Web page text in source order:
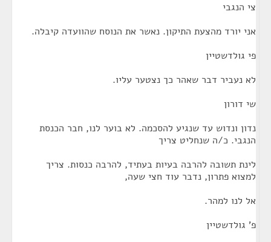
צי הנגבי
אני יורד מהצעת התיקון. נאשר את הנוסח שהוועדה קיבלה.
פי גולדשטיין
לא נעביר דבר שאהר כך נצטער עליו.
שי דורון
נדון ונדוש עד שנגיע להסכמה. לא בוער לנו, חבר הכנסת
הנגבי. כ/ה שנחליט צריך
לינת תשובה להרבה בעיות בעתיד, להרבה כנסות. צריך
למצוא פתרון, נדבר עוד חצי שעה,
אל לנו למהר.
פ' גולדשטיין